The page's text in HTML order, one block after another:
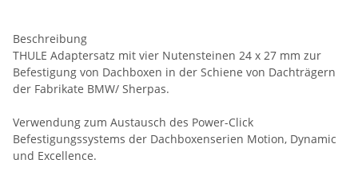
Beschreibung
THULE Adaptersatz mit vier Nutensteinen 24 x 27 mm zur
Befestigung von Dachboxen in der Schiene von Dachträgern
der Fabrikate BMW/ Sherpas.
Verwendung zum Austausch des Power-Click
Befestigungssystems der Dachboxenserien Motion, Dynamic
und Excellence.